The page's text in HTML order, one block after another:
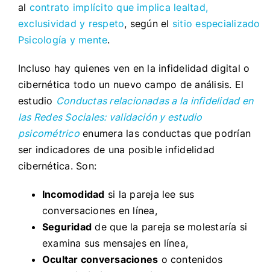
al contrato implícito que implica lealtad,
exclusividad y respeto, según el sitio especializado
Psicología y mente.
Incluso hay quienes ven en la infidelidad digital o
cibernética todo un nuevo campo de análisis. El
estudio Conductas relacionadas a la infidelidad en
las Redes Sociales: validación y estudio
psicométricoenumera las conductas que podrían
ser indicadores de una posible infidelidad
cibernética. Son:
Incomodidad si la pareja lee sus
conversaciones en línea,
Seguridad de que la pareja se molestaría si
examina sus mensajes en línea,
Ocultar conversaciones o contenidos